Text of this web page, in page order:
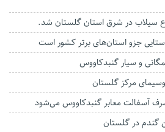
سیلاب در شرق استان گلستان شد.
جزو استان‌های برتر کشور است
و سیار گنبدکاووس
مرکز گلستان